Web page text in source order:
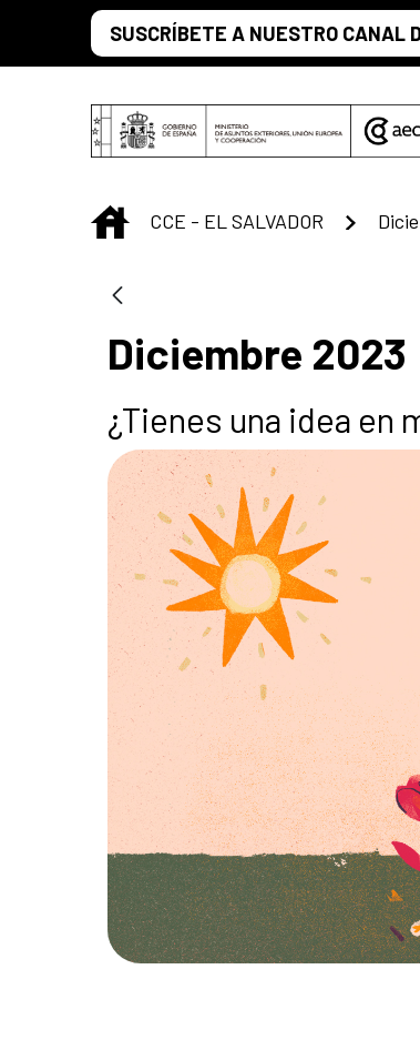
Saltar al contenido principal
SUSCRÍBETE A NUESTRO CANAL
INICIO
CCE - EL SALVADOR
Diciembre 2023
¿Tienes una idea en